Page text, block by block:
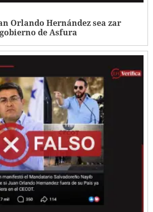
Orlando Hernández sea zar
de Asfura